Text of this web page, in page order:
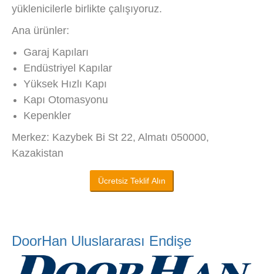
yüklenicilerle birlikte çalışıyoruz.
Ana ürünler:
Garaj Kapıları
Endüstriyel Kapılar
Yüksek Hızlı Kapı
Kapı Otomasyonu
Kepenkler
Merkez: Kazybek Bi St 22, Almatı 050000,
Kazakistan
Ücretsiz Teklif Alın
DoorHan Uluslararası Endişe